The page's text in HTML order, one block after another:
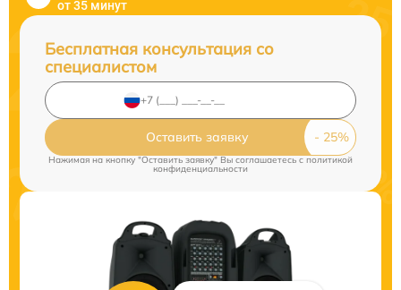
от 35 минут
Бесплатная консультация со
специалистом
Оставить заявку
Нажимая на кнопку "Оставить заявку" Вы соглашаетесь cполитикой
конфиденциальности